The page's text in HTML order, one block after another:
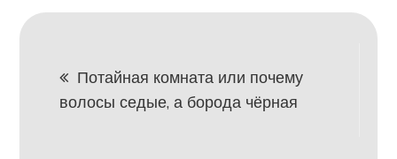
Навигация
по
Потайная комната или почему
волосы седые, а борода чёрная